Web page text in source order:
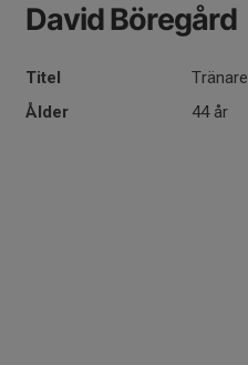
David Böregård
Titel
Tränare
Ålder
44 år